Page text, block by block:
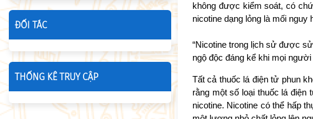
không được kiểm soát, có
nicotine dạng lỏng là mối nguy
“Nicotine trong lịch sử được
ngộ độc đáng kể khi mọi
Tất cả thuốc lá điện tử phun
rằng một số loại thuốc lá
nicotine. Nicotine có thể hấp
ĐỐI TÁC
THỐNG KÊ TRUY CẬP